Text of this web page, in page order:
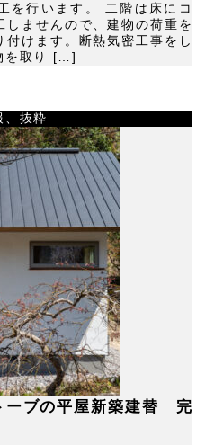
を行います。 二階は床にコ
しませんので、建物の荷重を
付けます。断熱気密工事をし
を取り […]
、抜粋
ブの平屋新築建替 完